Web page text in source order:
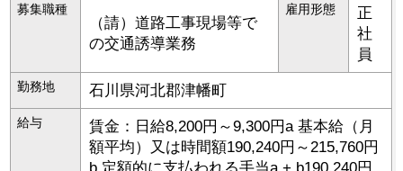
募集職種
（請）道路工事現場等で
の交通誘導業務
雇用形態
正
社
員
勤務地 石川県河北郡津幡町
給与
賃金：日給8,200円～9,300円a 基本給（月
額平均）又は時間額190,240円～215,760円
b 定額的に支払われる手当a + b190,240円